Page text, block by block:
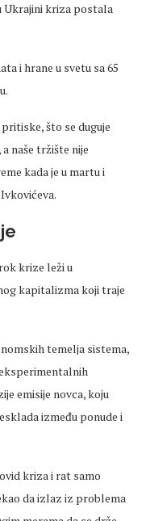
Ukrajini kriza postala
i hrane u svetu sa 65
što se duguje
naše tržište nije
kada je u martu i
krize leži u
kapitalizma koji traje
temelja sistema,
emisije novca, koju
između ponude i
kriza i rat samo
da izlaz iz problema